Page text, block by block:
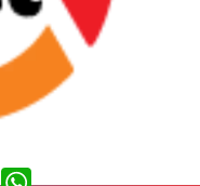
Telegram